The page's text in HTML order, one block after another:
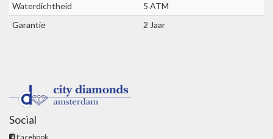
Waterdichtheid
5 ATM
Garantie
2 Jaar
Social
Facebook